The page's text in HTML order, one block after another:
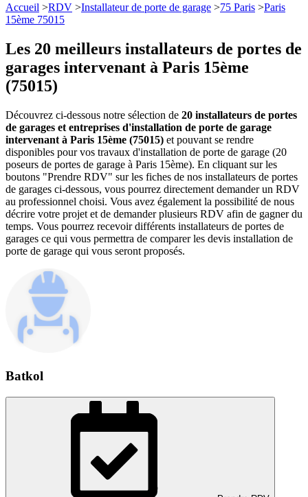
Accueil >RDV >Installateur de porte de garage >75 Paris >Paris
15ème 75015
Les 20 meilleurs installateurs de portes de
garages intervenant à Paris 15ème
(75015)
Découvrez ci-dessous notre sélection de 20 installateurs de portes
de garages et entreprises d'installation de porte de garage
intervenant à Paris 15ème (75015) et pouvant se rendre
disponibles pour vos travaux d'installation de porte de garage (20
poseurs de portes de garage à Paris 15ème). En cliquant sur les
boutons "Prendre RDV" sur les fiches de nos installateurs de portes
de garages ci-dessous, vous pourrez directement demander un RDV
au professionnel choisi. Vous avez également la possibilité de nous
décrire votre projet et de demander plusieurs RDV afin de gagner du
temps. Vous pourrez recevoir différents installateurs de portes de
garages ce qui vous permettra de comparer les devis installation de
porte de garage qui vous seront proposés.
Batkol